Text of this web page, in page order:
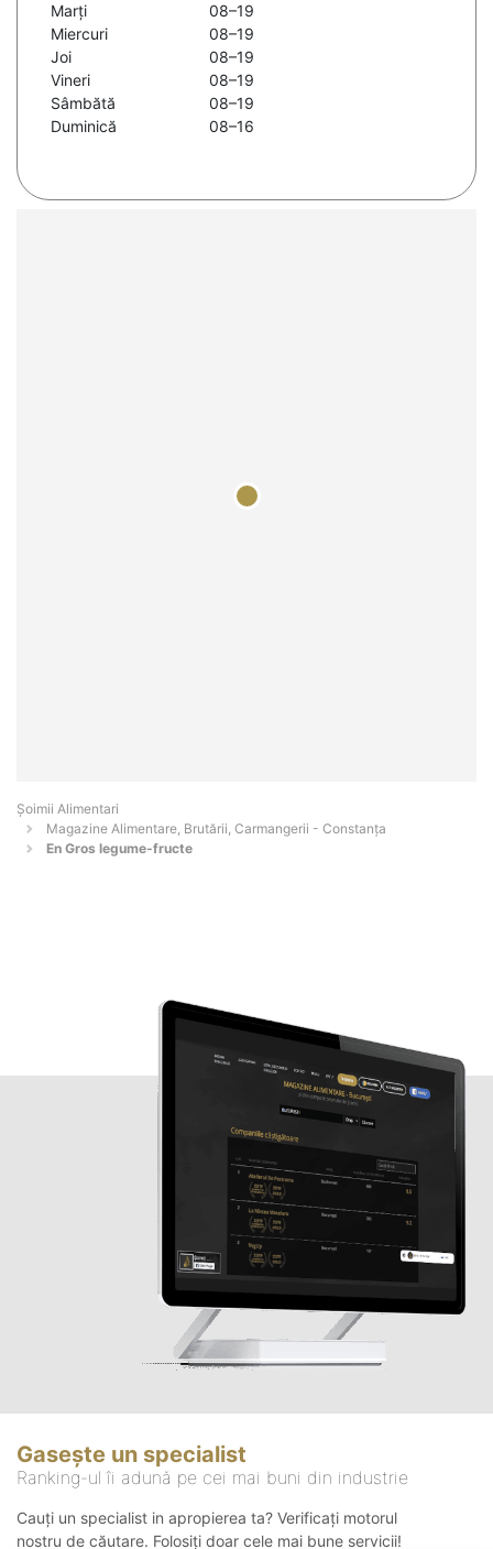
Marți
08–19
Miercuri
08–19
Joi
08–19
Vineri
08–19
Sâmbătă
08–19
Duminică
08–16
Şoimii Alimentari
Magazine Alimentare, Brutării, Carmangerii - Constanţa
En Gros legume-fructe
Gasește un specialist
Ranking-ul îi adună pe cei mai buni din industrie
Cauți un specialist in apropierea ta? Verificați motorul
nostru de căutare. Folosiți doar cele mai bune servicii!